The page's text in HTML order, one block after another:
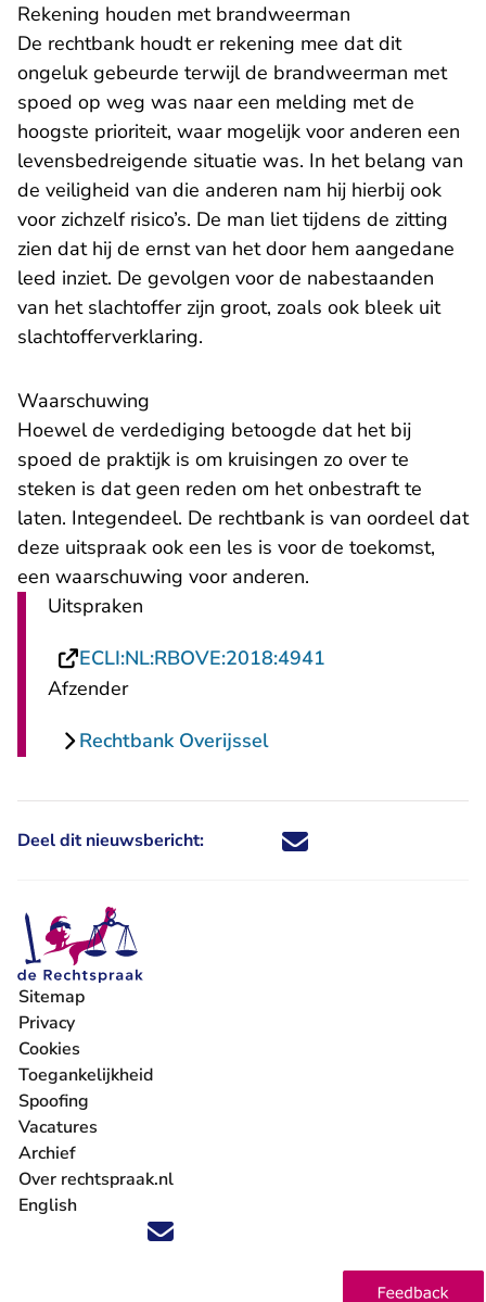
Rekening houden met brandweerman
De rechtbank houdt er rekening mee dat dit
ongeluk gebeurde terwijl de brandweerman met
spoed op weg was naar een melding met de
hoogste prioriteit, waar mogelijk voor anderen een
levensbedreigende situatie was. In het belang van
de veiligheid van die anderen nam hij hierbij ook
voor zichzelf risico’s. De man liet tijdens de zitting
zien dat hij de ernst van het door hem aangedane
leed inziet. De gevolgen voor de nabestaanden
van het slachtoffer zijn groot, zoals ook bleek uit
slachtofferverklaring.
Waarschuwing
Hoewel de verdediging betoogde dat het bij
spoed de praktijk is om kruisingen zo over te
steken is dat geen reden om het onbestraft te
laten. Integendeel. De rechtbank is van oordeel dat
deze uitspraak ook een les is voor de toekomst,
een waarschuwing voor anderen.
Uitspraken
ECLI:NL:RBOVE:2018:4941
Afzender
Rechtbank Overijssel
Deel dit nieuwsbericht: Deel dit nieuwsbericht via X -
Deel dit nieuwsbericht via
Deel dit nieuwsbericht
Deel dit
Volg ons op X (Twitter) - U verlaat Rechtspraak.nl
Volg ons op Facebook - U verlaat Rechtspraak.nl
Volg ons op Instagram - U verlaat Rechtspraak.nl
Volg ons op Youtube - U verlaat Rechtspraak.nl
Volg ons op LinkedIn - U verlaat
'Blijf op de hoogte' nieuwsbrief - U verlaat
Sitemap
Privacy
Cookies
Toegankelijkheid
Spoofing
Vacatures
- U verlaat Rechtspraak.nl
Archief
Over rechtspraak.nl
English